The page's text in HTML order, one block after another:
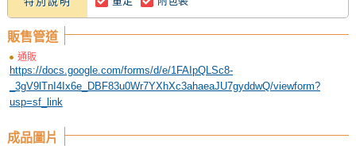
販售管道
通販
https://docs.google.com/forms/d/e/1FAIpQLSc8-
_3gV9lTnI4Ix6e_DBF83u0Wr7YXhXc3ahaeaJU7gyddwQ/viewform?
usp=sf_link
成品圖片